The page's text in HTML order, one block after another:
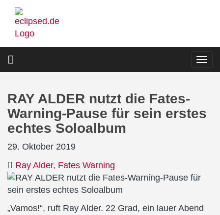
Direkt
zum
Inhalt
RAY ALDER nutzt die Fates-
Warning-Pause für sein erstes
echtes Soloalbum
29. Oktober 2019
Ray Alder Fates Warning
„Vamos!“, ruft Ray Alder. 22 Grad, ein lauer Abend